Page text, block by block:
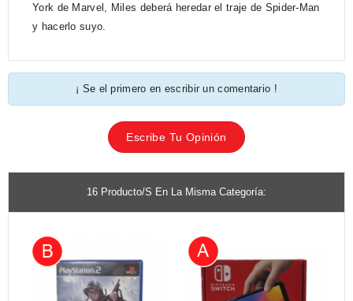
York de Marvel, Miles deberá heredar el traje de Spider-Man
y hacerlo suyo.
¡ Se el primero en escribir un comentario !
Escribe Tu Opinión
16 Producto/s En La Misma Categoría: